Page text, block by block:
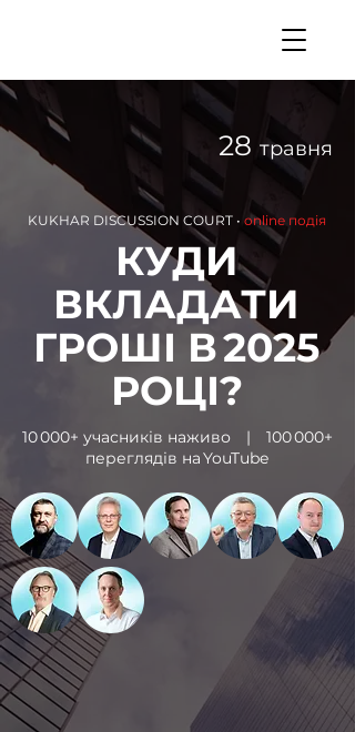
28 травня
KUKHAR DISCUSSION COURT • online подія
КУДИ
ВКЛАДАТИ
ГРОШІ В 2025
РОЦІ?
10 000+ учасників наживо | 100 000+
переглядів на YouTube